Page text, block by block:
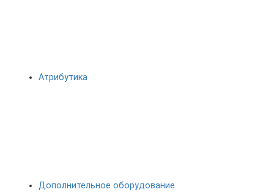
Атрибутика
Дополнительное оборудование